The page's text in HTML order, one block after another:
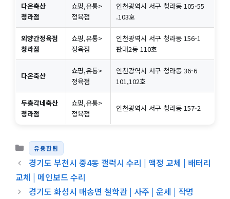
다온축산
청라점
쇼핑,유통>
정육점
인천광역시 서구 청라동 105-55
.103호
외양간정육점
청라점
쇼핑,유통>
정육점
인천광역시 서구 청라동 156-1
판매2동 110호
다온축산
쇼핑,유통>
정육점
인천광역시 서구 청라동 36-6
101,102호
두총각네축산
청라점
쇼핑,유통>
정육점
인천광역시 서구 청라동 157-2
카테고리
유용한팁
경기도 부천시 중4동 갤럭시 수리 | 액정 교체 | 배터리
교체 | 메인보드 수리
경기도 화성시 매송면 철학관 | 사주 | 운세 | 작명